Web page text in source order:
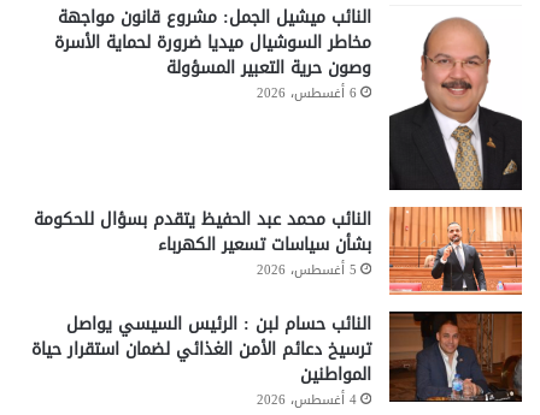
النائب ميشيل الجمل: مشروع قانون مواجهة
مخاطر السوشيال ميديا ضرورة لحماية الأسرة
وصون حرية التعبير المسؤولة
6 أغسطس، 2026
النائب محمد عبد الحفيظ يتقدم بسؤال للحكومة
بشأن سياسات تسعير الكهرباء
5 أغسطس، 2026
النائب حسام لبن : الرئيس السيسي يواصل
ترسيخ دعائم الأمن الغذائي لضمان استقرار حياة
المواطنين
4 أغسطس، 2026